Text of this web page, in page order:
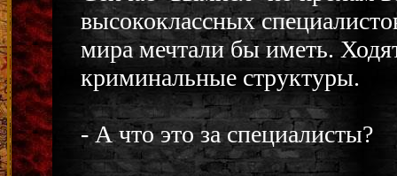
высококлассных
мира мечтали бы иметь.
криминальные структуры.
- А что это за специалисты?